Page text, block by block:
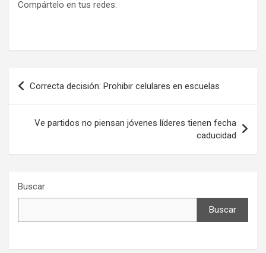
Compártelo en tus redes:
Navegación
de
entradas
Correcta decisión: Prohibir celulares en escuelas
Ve partidos no piensan jóvenes líderes tienen fecha
caducidad
Buscar
Buscar